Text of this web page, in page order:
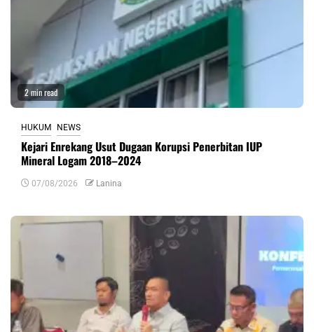
2 min read
HUKUM NEWS
Kejari Enrekang Usut Dugaan Korupsi Penerbitan IUP
Mineral Logam 2018–2024
07/08/2026 Lanina